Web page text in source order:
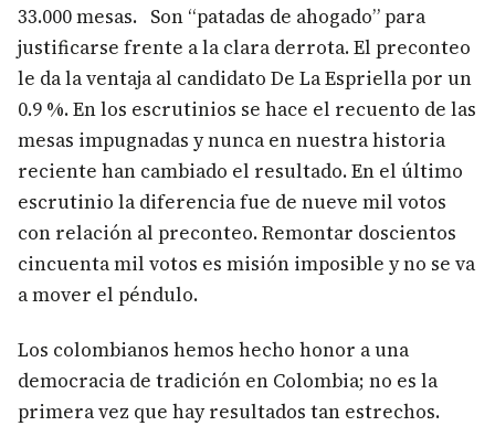
33.000 mesas. Son “patadas de ahogado” para
justificarse frente a la clara derrota. El preconteo
le da la ventaja al candidato De La Espriella por un
0.9 %. En los escrutinios se hace el recuento de las
mesas impugnadas y nunca en nuestra historia
reciente han cambiado el resultado. En el último
escrutinio la diferencia fue de nueve mil votos
con relación al preconteo. Remontar doscientos
cincuenta mil votos es misión imposible y no se va
a mover el péndulo.
Los colombianos hemos hecho honor a una
democracia de tradición en Colombia; no es la
primera vez que hay resultados tan estrechos.